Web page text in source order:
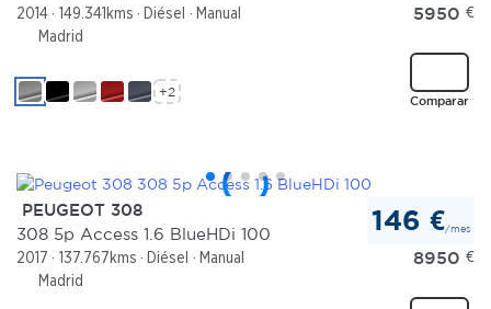
2014 149.341kms Diésel
Manual
Madrid
5950 €
Comparar
+2
PEUGEOT 308
308 5p Access 1.6 BlueHDi 100
2017 137.767kms Diésel
Manual
Madrid
146 €/mes
8950 €